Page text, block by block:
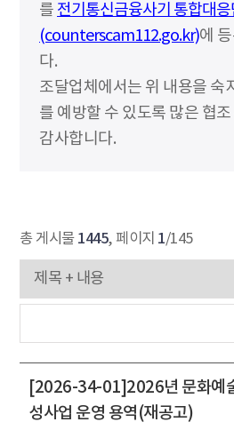
를 전기통신금융사기 통합대응
(counterscam112.go.kr)에
다.
조달업체에서는 위 내용을 숙
를 예방할 수 있도록 많은 협
감사합니다.
총 게시물 1445, 페이지 1/145
[2026-34-01]2026년 문화예
성사업 운영 용역(재공고)